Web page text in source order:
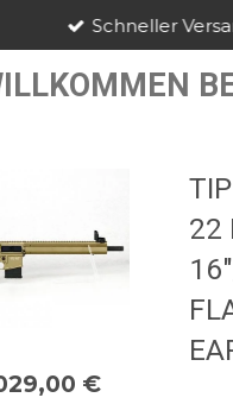
Schneller
22
€